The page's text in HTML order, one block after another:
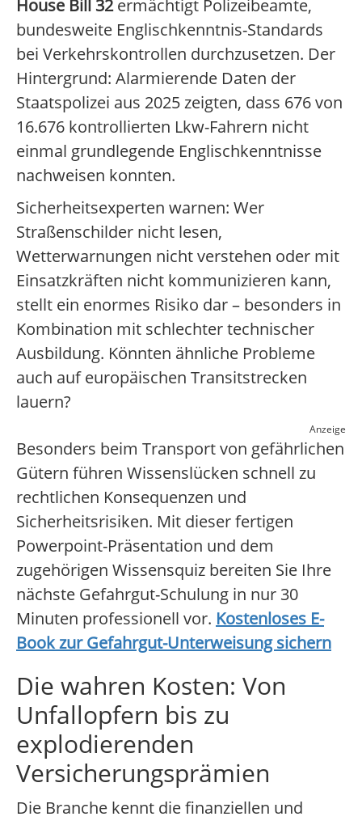
House Bill 32ermächtigt Polizeibeamte,
bundesweite Englischkenntnis-Standards
bei Verkehrskontrollen durchzusetzen. Der
Hintergrund: Alarmierende Daten der
Staatspolizei aus 2025 zeigten, dass 676 von
16.676 kontrollierten Lkw-Fahrern nicht
einmal grundlegende Englischkenntnisse
nachweisen konnten.
Sicherheitsexperten warnen: Wer
Straßenschilder nicht lesen,
Wetterwarnungen nicht verstehen oder mit
Einsatzkräften nicht kommunizieren kann,
stellt ein enormes Risiko dar – besonders in
Kombination mit schlechter technischer
Ausbildung. Könnten ähnliche Probleme
auch auf europäischen Transitstrecken
lauern?
Anzeige
Besonders beim Transport von gefährlichen
Gütern führen Wissenslücken schnell zu
rechtlichen Konsequenzen und
Sicherheitsrisiken. Mit dieser fertigen
Powerpoint-Präsentation und dem
zugehörigen Wissensquiz bereiten Sie Ihre
nächste Gefahrgut-Schulung in nur 30
Minuten professionell vor. Kostenloses E-
Book zur Gefahrgut-Unterweisung sichern
Die wahren Kosten: Von
Unfallopfern bis zu
explodierenden
Versicherungsprämien
Die Branche kennt die finanziellen und